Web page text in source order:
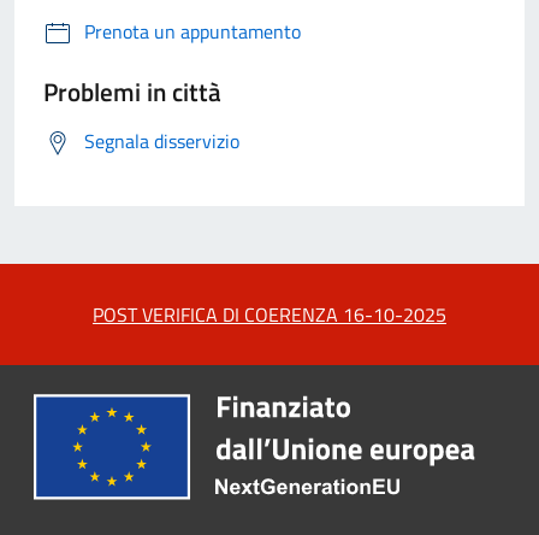
Prenota un appuntamento
Problemi in città
Segnala disservizio
POST VERIFICA DI COERENZA 16-10-2025